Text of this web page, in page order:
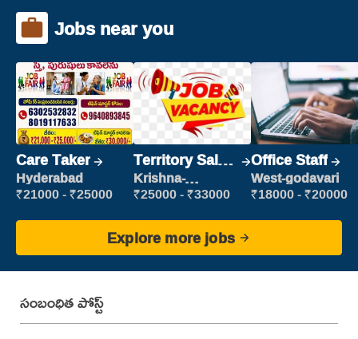
Jobs near you
Care Taker
Hyderabad
₹21000 - ₹25000
Territory Sales
Manager
Krishna-
vijayawada
₹25000 - ₹33000
Office Staff
West-godavari
₹18000 - ₹20000
Explore more jobs
సంబంధిత పోస్ట్